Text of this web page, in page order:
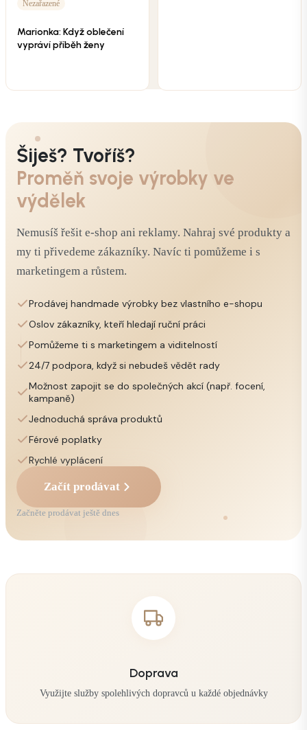
Nezařazené
Marionka: Když oblečení
vypráví příběh ženy
Šiješ? Tvoříš?
Proměň svoje výrobky ve
výdělek
Nemusíš řešit e-shop ani reklamy. Nahraj své produkty a
my ti přivedeme zákazníky. Navíc ti pomůžeme i s
marketingem a růstem.
Prodávej handmade výrobky bez vlastního e-shopu
Oslov zákazníky, kteří hledají ruční práci
Pomůžeme ti s marketingem a viditelností
24/7 podpora, když si nebudeš vědět rady
Možnost zapojit se do společných akcí (např. focení,
kampaně)
Jednoduchá správa produktů
Férové poplatky
Rychlé vyplácení
Začít prodávat
Začněte prodávat ještě dnes
Doprava
Využijte služby spolehlivých dopravců u každé objednávky